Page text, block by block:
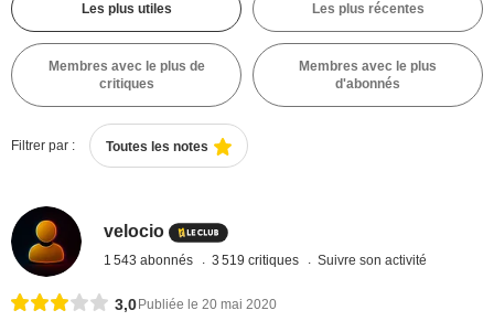
Les plus utiles Les plus récentes
Membres avec le plus de
critiques
Membres avec le plus
d'abonnés
Filtrer par : Toutes les notes
velocio
1 543 abonnés 3 519 critiques Suivre son activité
3,0 Publiée le 20 mai 2020